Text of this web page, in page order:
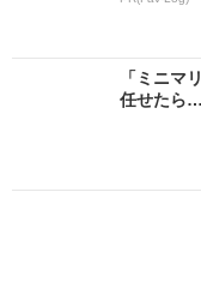
「ミニマ
任せたら